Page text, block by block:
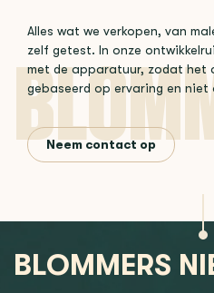
Alles wat we verkopen, van
zelf getest. In onze
met de apparatuur, zodat het
gebaseerd op ervaring en
Neem contact op
BLOMMERS